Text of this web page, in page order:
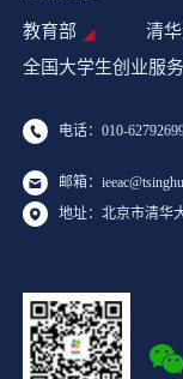
教育部
清
全国大学生创业服
电话：010-
邮箱：
地址：北京市清华